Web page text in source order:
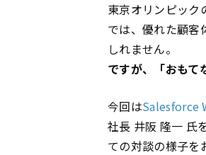
東京オリンピック
では、優れた顧客
しれません。
ですが、「おもて
今回はSalesforce
社長 井阪 隆一 氏
ての対談の様子を